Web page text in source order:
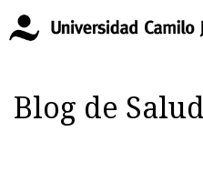
Blog de